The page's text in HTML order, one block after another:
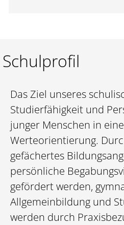
Schulprofil
Das Ziel unseres
Studierfähigkeit und
junger Menschen in
Werteorientierung.
gefächertes
persönliche
gefördert werden,
Allgemeinbildung und
werden durch